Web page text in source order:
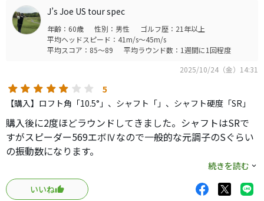
J’s Joe US tour spec
年齢：60歳 性別：男性
ゴルフ歴：21年以上
平均ヘッドスピード：41m/s～45m/s
平均スコア：85～89
平均ラウンド数：1週間に1回程度
2025/10/24（金）14:31
5
【購入】ロフト角「10.5°」、シャフト「」、シャフト硬度「SR」
購入後に2度ほどラウンドしてきました。シャフトはSRで
すがスピーダー569エボⅣなので一般的な元調子のSぐらい
の振動数になります。
構えるとフェースのトゥー側が逃げていて左に行きすぎな
い安心感があります。
重心がソールのややビール側にあるようでボールはふわっ
続きを読む
いいね